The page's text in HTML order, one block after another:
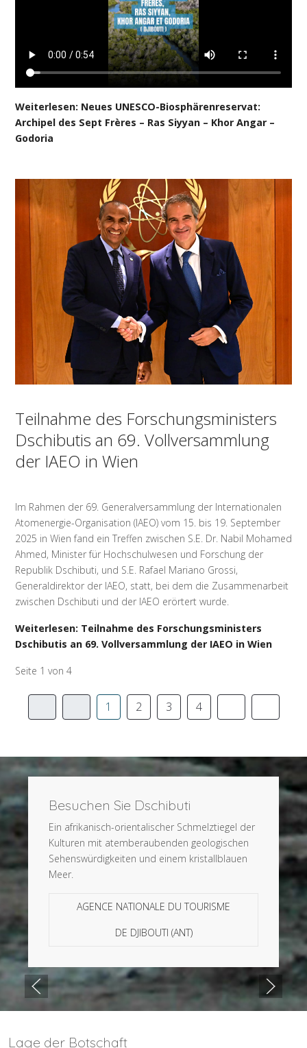
Weiterlesen: Neues UNESCO-Biosphärenreservat:
Archipel des Sept Frères – Ras Siyyan – Khor Angar –
Godoria
Teilnahme des Forschungsministers
Dschibutis an 69. Vollversammlung
der IAEO in Wien
Im Rahmen der 69. Generalversammlung der Internationalen
Atomenergie-Organisation (IAEO) vom 15. bis 19. September
2025 in Wien fand ein Treffen zwischen S.E. Dr. Nabil Mohamed
Ahmed, Minister für Hochschulwesen und Forschung der
Republik Dschibuti, und S.E. Rafael Mariano Grossi,
Generaldirektor der IAEO, statt, bei dem die Zusammenarbeit
zwischen Dschibuti und der IAEO erörtert wurde.
Weiterlesen: Teilnahme des Forschungsministers
Dschibutis an 69. Vollversammlung der IAEO in Wien
Seite 1 von 4
1 2 3 4
Besuchen Sie Dschibuti
Ein afrikanisch-orientalischer Schmelztiegel der
Kulturen mit atemberaubenden geologischen
Sehenswürdigkeiten und einem kristallblauen
Meer.
AGENCE NATIONALE DU TOURISME
DE DJIBOUTI (ANT)
Lage der Botschaft